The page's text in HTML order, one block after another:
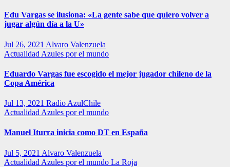
Edu Vargas se ilusiona: «La gente sabe que quiero volver a
jugar algún día a la U»
Jul 26, 2021 Alvaro Valenzuela
Actualidad Azules por el mundo
Eduardo Vargas fue escogido el mejor jugador chileno de la
Copa América
Jul 13, 2021 Radio AzulChile
Actualidad Azules por el mundo
Manuel Iturra inicia como DT en España
Jul 5, 2021 Alvaro Valenzuela
Actualidad Azules por el mundo La Roja